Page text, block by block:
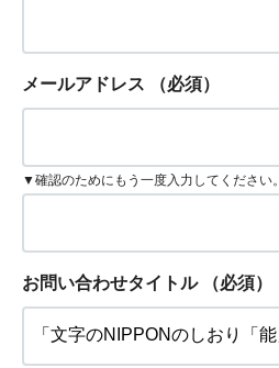
メールアドレス （必須）
▼確認のためにもう一度入力してください。
お問い合わせタイトル （必須）